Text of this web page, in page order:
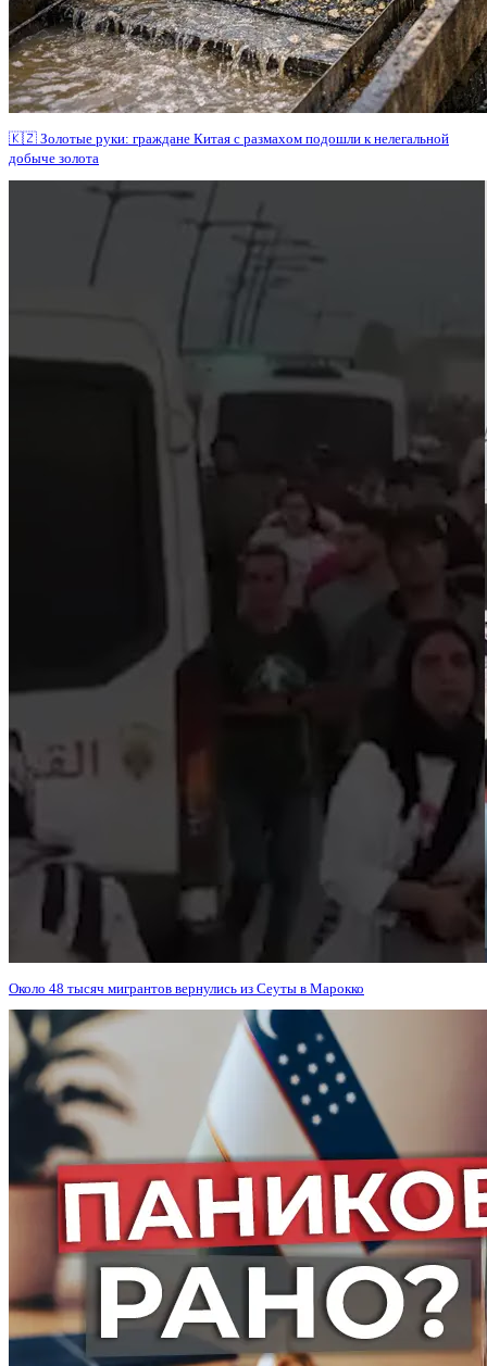
🇰🇿 Золотые руки: граждане Китая с размахом подошли к нелегальной
добыче золота
Около 48 тысяч мигрантов вернулись из Сеуты в Марокко